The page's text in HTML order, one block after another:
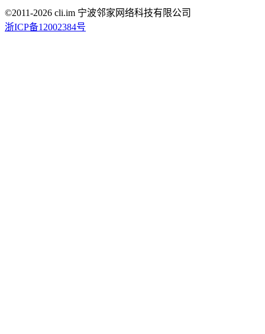
©2011-2026 cli.im 宁波邻家网络科技有限公司
浙ICP备12002384号